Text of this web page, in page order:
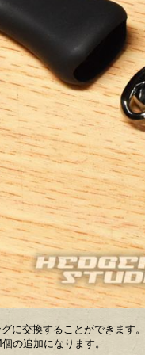
に交換することができます。
の追加になります。